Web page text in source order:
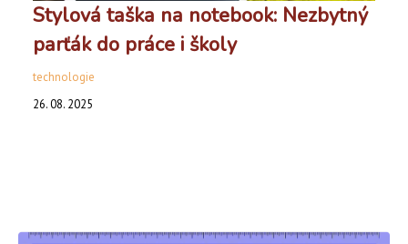
Stylová taška na notebook: Nezbytný
parťák do práce i školy
technologie
26. 08. 2025